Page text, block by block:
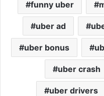
funny uber
uber ad
uber bonus
uber crash
uber drivers